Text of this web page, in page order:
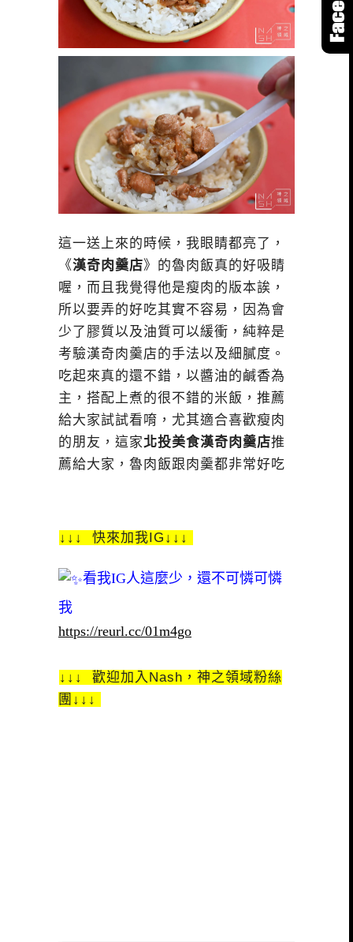
這一送上來的時候，我眼睛都亮了，
《漢奇肉羹店》的魯肉飯真的好吸睛
喔，而且我覺得他是瘦肉的版本誒，
所以要弄的好吃其實不容易，因為會
少了膠質以及油質可以緩衝，純粹是
考驗漢奇肉羹店的手法以及細膩度。
吃起來真的還不錯，以醬油的鹹香為
主，搭配上煮的很不錯的米飯，推薦
給大家試試看唷，尤其適合喜歡瘦肉
的朋友，這家北投美食漢奇肉羹店推
薦給大家，魯肉飯跟肉羹都非常好吃
↓↓↓ 快來加我IG↓↓↓
看我IG人這麼少，還不可憐可憐
我
https://reurl.cc/01m4go
↓↓↓ 歡迎加入Nash，神之領域粉絲
團↓↓↓